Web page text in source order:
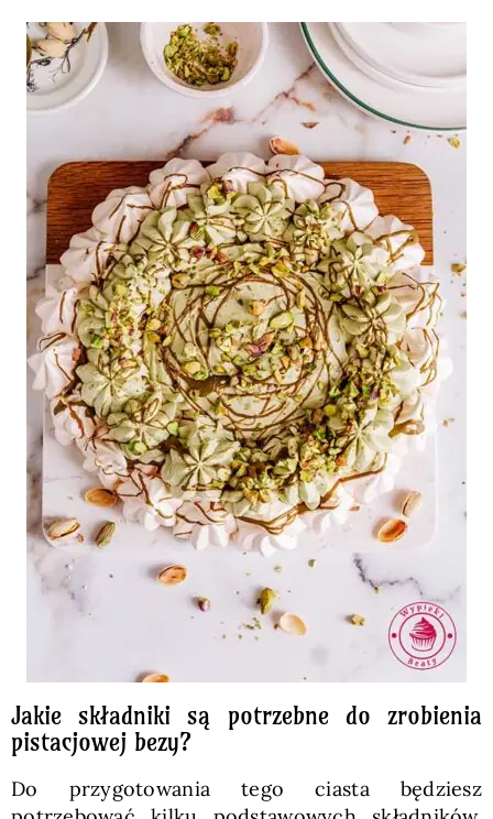
Jakie składniki są potrzebne do zrobienia
pistacjowej bezy?
Do przygotowania tego ciasta będziesz